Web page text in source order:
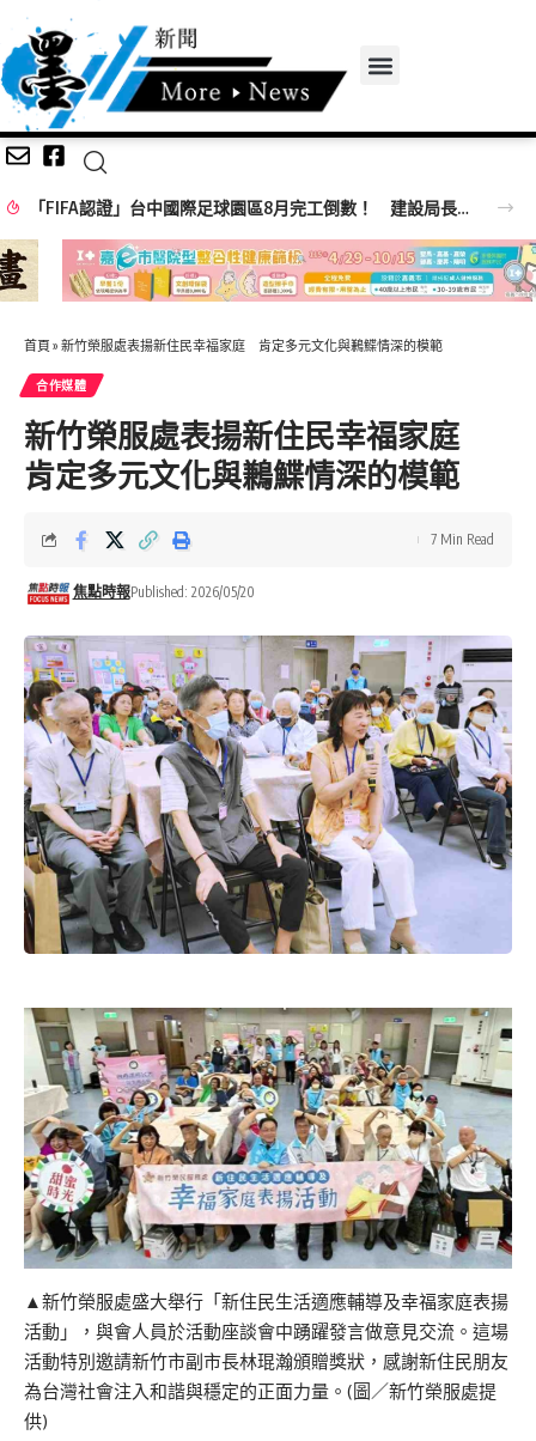
百年歷史建築「西螺街長宿舍」轉身「西螺客町文化館」8/8啟用 首展解密日治至今政治變遷史
首頁 » 新竹榮服處表揚新住民幸福家庭 肯定多元文化與鶼鰈情深的模範
合作媒體
新竹榮服處表揚新住民幸福家庭
肯定多元文化與鶼鰈情深的模範
焦點時報Published: 2026/05/20
7 Min Read
▲新竹榮服處盛大舉行「新住民生活適應輔導及幸福家庭表揚
活動」，與會人員於活動座談會中踴躍發言做意見交流。這場
活動特別邀請新竹市副市長林琨瀚頒贈獎狀，感謝新住民朋友
為台灣社會注入和諧與穩定的正面力量。(圖／新竹榮服處提
供)